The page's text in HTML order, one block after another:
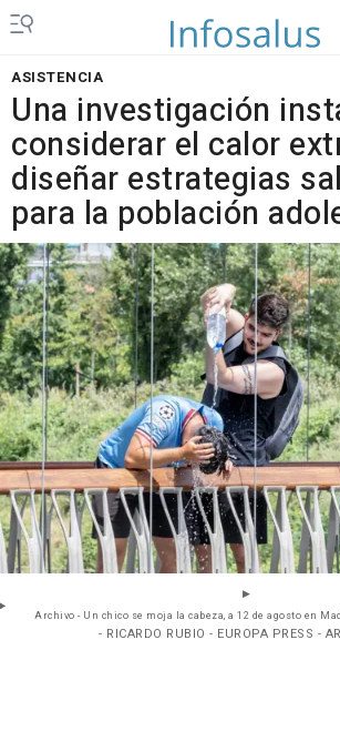
ASISTENCIA
Una investigación
considerar el calor
diseñar estrategias
para la población
Archivo - Un chico se moja la cabeza, a 12 de agosto en
- RICARDO RUBIO - EUROPA PRESS -